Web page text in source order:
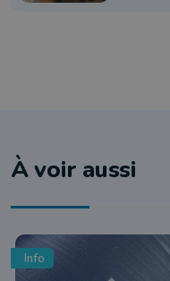
À voir aussi
Info